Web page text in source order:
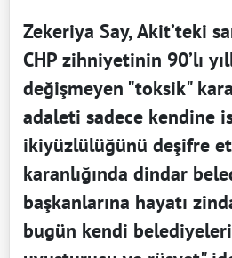
Zekeriya Say, Akit’teki
CHP zihniyetinin 90’lı
değişmeyen "toksik"
adaleti sadece kendine
ikiyüzlülüğünü deşifre
karanlığında dindar
başkanlarına hayatı
bugün kendi